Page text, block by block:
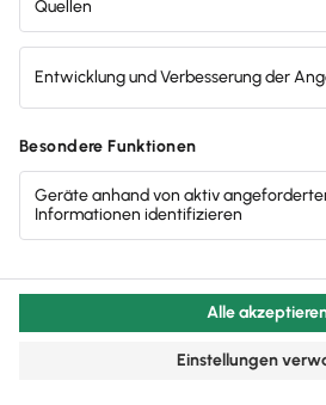
Steuerrechner-Übersicht Glossar